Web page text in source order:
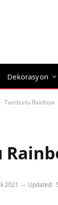
Dekorasyon
Tamburlu Rainbow
2021 Updated: